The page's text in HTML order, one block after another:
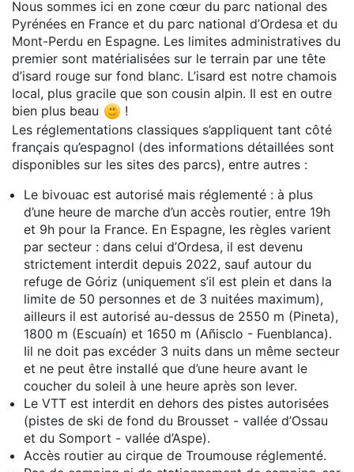
Nous sommes ici en zone cœur du parc national des
Pyrénées en France et du parc national d’Ordesa et du
Mont-Perdu en Espagne. Les limites administratives du
premier sont matérialisées sur le terrain par une tête
d’isard rouge sur fond blanc. L’isard est notre chamois
local, plus gracile que son cousin alpin. Il est en outre
bien plus beau
!
Les réglementations classiques s’appliquent tant côté
français qu’espagnol (des informations détaillées sont
disponibles sur les sites des parcs), entre autres :
Le bivouac est autorisé mais réglementé : à plus
d’une heure de marche d’un accès routier, entre 19h
et 9h pour la France. En Espagne, les règles varient
par secteur : dans celui d’Ordesa, il est devenu
strictement interdit depuis 2022, sauf autour du
refuge de Góriz (uniquement s’il est plein et dans la
limite de 50 personnes et de 3 nuitées maximum),
ailleurs il est autorisé au-dessus de 2550 m (Pineta),
1800 m (Escuaín) et 1650 m (Añisclo - Fuenblanca).
Iil ne doit pas excéder 3 nuits dans un même secteur
et ne peut être installé que d’une heure avant le
coucher du soleil à une heure après son lever.
Le VTT est interdit en dehors des pistes autorisées
(pistes de ski de fond du Brousset - vallée d’Ossau
et du Somport - vallée d’Aspe).
Accès routier au cirque de Troumouse réglementé.